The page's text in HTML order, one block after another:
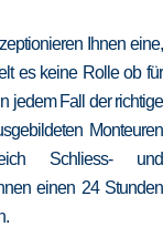
Ihnen eine,
es keine Rolle ob für
jedem Fall der richtige
Monteuren
Schliess- und
einen 24 Stunden